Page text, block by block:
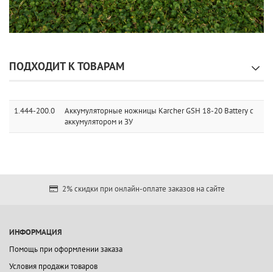
ПОДХОДИТ К ТОВАРАМ
1.444-200.0
Аккумуляторные ножницы Karcher GSH 18-20 Battery с
аккумулятором и ЗУ
2% скидки при онлайн-оплате заказов на сайте
ИНФОРМАЦИЯ
Помощь при оформлении заказа
Условия продажи товаров